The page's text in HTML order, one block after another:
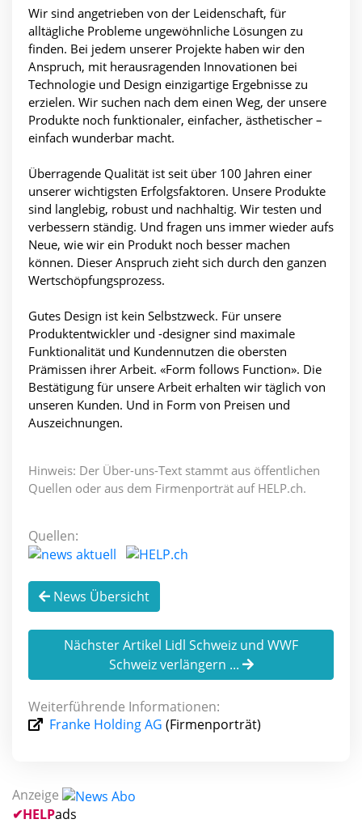
Wir sind angetrieben von der Leidenschaft, für
alltägliche Probleme ungewöhnliche Lösungen zu
finden. Bei jedem unserer Projekte haben wir den
Anspruch, mit herausragenden Innovationen bei
Technologie und Design einzigartige Ergebnisse zu
erzielen. Wir suchen nach dem einen Weg, der unsere
Produkte noch funktionaler, einfacher, ästhetischer –
einfach wunderbar macht.
Überragende Qualität ist seit über 100 Jahren einer
unserer wichtigsten Erfolgsfaktoren. Unsere Produkte
sind langlebig, robust und nachhaltig. Wir testen und
verbessern ständig. Und fragen uns immer wieder aufs
Neue, wie wir ein Produkt noch besser machen
können. Dieser Anspruch zieht sich durch den ganzen
Wertschöpfungsprozess.
Gutes Design ist kein Selbstzweck. Für unsere
Produktentwickler und -designer sind maximale
Funktionalität und Kundennutzen die obersten
Prämissen ihrer Arbeit. «Form follows Function». Die
Bestätigung für unsere Arbeit erhalten wir täglich von
unseren Kunden. Und in Form von Preisen und
Auszeichnungen.
Hinweis: Der Über-uns-Text stammt aus öffentlichen
Quellen oder aus dem Firmenporträt auf HELP.ch.
Quellen:
News Übersicht
Nächster Artikel Lidl Schweiz und WWF
Schweiz verlängern ...
Weiterführende Informationen:
Franke Holding AG (Firmenporträt)
Anzeige
✔HELPads